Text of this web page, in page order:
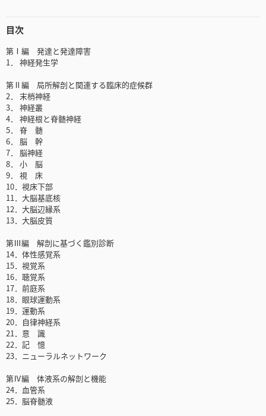
目次
第Ⅰ編 発達と発達障害
1． 神経発生学
第Ⅱ編 局所解剖と関連する臨床的症候群
2． 末梢神経
3． 神経叢
4． 神経根と脊髄神経
5． 脊 髄
6． 脳 幹
7． 脳神経
8． 小 脳
9． 視 床
10．視床下部
11．大脳基底核
12．大脳辺縁系
13．大脳皮質
第Ⅲ編 解剖に基づく鑑別診断
14．体性感覚系
15．視覚系
16．聴覚系
17．前庭系
18．眼球運動系
19．運動系
20．自律神経系
21．意 識
22．記 憶
23．ニューラルネットワーク
第Ⅳ編 体液系の解剖と機能
24．血管系
25．脳脊髄液